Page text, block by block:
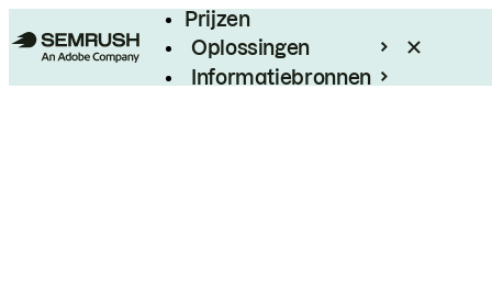
Prijzen
Oplossingen
Informatiebronnen